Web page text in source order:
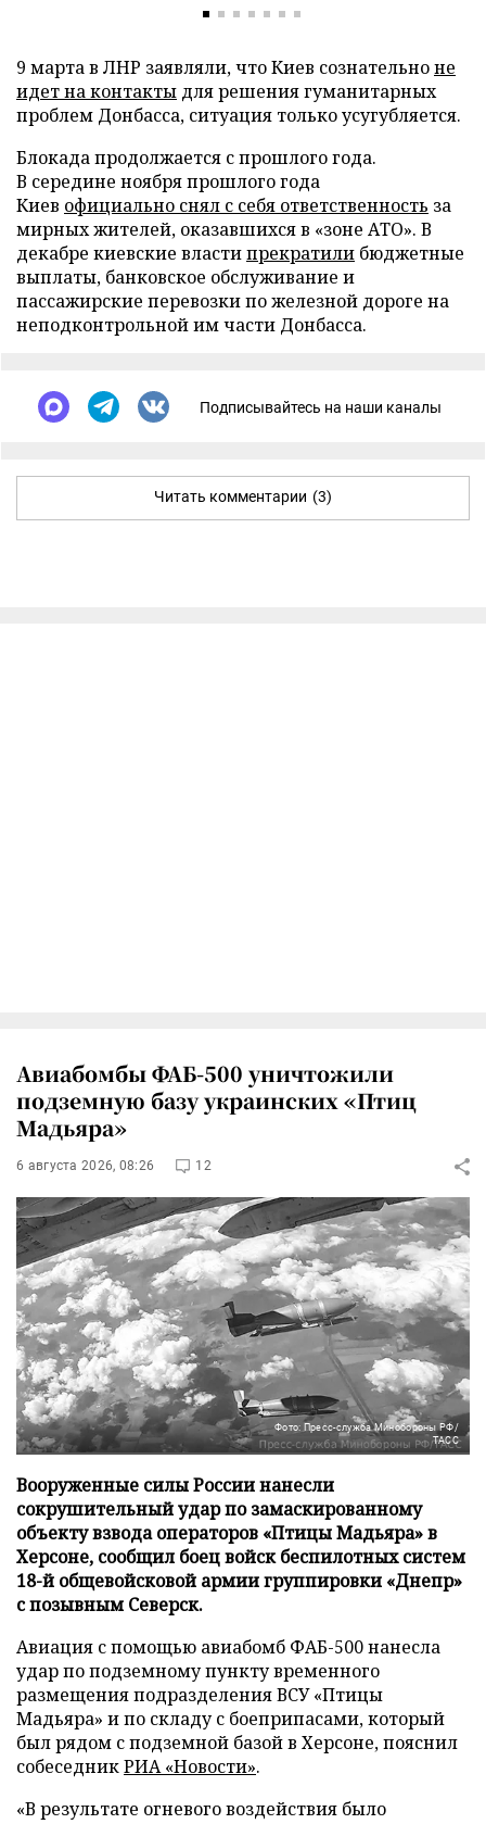
9 марта в ЛНР заявляли, что Киев сознательноне
идет на контакты для решения гуманитарных
проблем Донбасса, ситуация только усугубляется.
Блокада продолжается с прошлого года.
В середине ноября прошлого года
Киев официально снял с себя ответственность за
мирных жителей, оказавшихся в «зоне АТО». В
декабре киевские властипрекратили бюджетные
выплаты, банковское обслуживание и
пассажирские перевозки по железной дороге на
неподконтрольной им части Донбасса.
Подписывайтесь на наши каналы
Читать комментарии (3)
Авиабомбы ФАБ-500 уничтожили
подземную базу украинских «Птиц
Мадьяра»
6 августа 2026, 08:26 12
Фото: Пресс-служба Минобороны РФ/
ТАСС
Вооруженные силы России нанесли
сокрушительный удар по замаскированному
объекту взвода операторов «Птицы Мадьяра» в
Херсоне, сообщил боец войск беспилотных систем
18-й общевойсковой армии группировки «Днепр»
с позывным Северск.
Авиация с помощью авиабомб ФАБ-500 нанесла
удар по подземному пункту временного
размещения подразделения ВСУ «Птицы
Мадьяра» и по складу с боеприпасами, который
был рядом с подземной базой в Херсоне, пояснил
собеседникРИА «Новости».
«В результате огневого воздействия было